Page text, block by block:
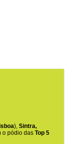
), Sintra,
o pódio das Top 5